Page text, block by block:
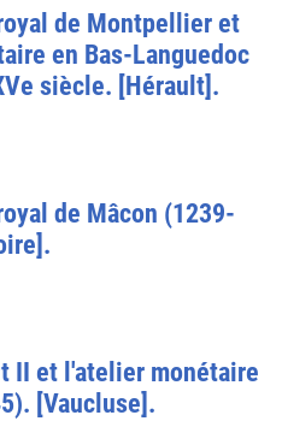
de Montpellier et
en Bas-Languedoc
siècle. [Hérault].
de Mâcon (1239-
II et l'atelier monétaire
[Vaucluse].